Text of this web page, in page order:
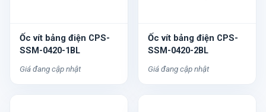
Ốc vít bảng điện CPS-
SSM-0420-1BL
Giá đang cập nhật
Ốc vít bảng điện CPS-
SSM-0420-2BL
Giá đang cập nhật